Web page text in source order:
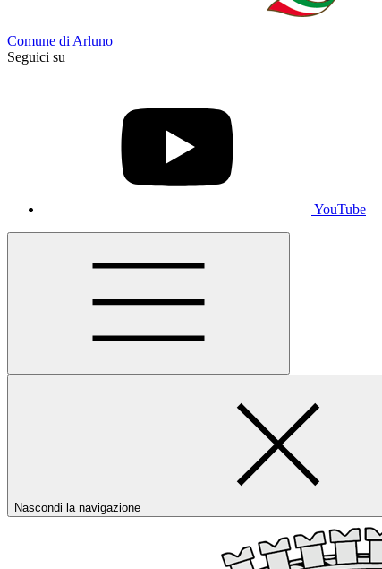
Comune di Arluno
Seguici su
YouTube
Nascondi la navigazione